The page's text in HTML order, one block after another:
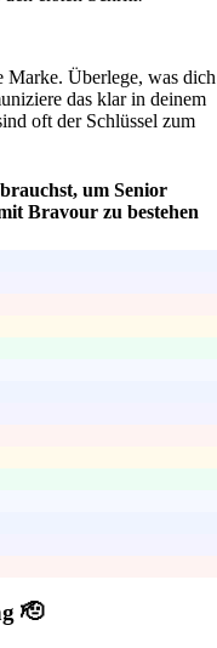
Marke. Überlege, was dich
das klar in deinem
oft der Schlüssel zum
um Senior
Bravour zu bestehen
🫡